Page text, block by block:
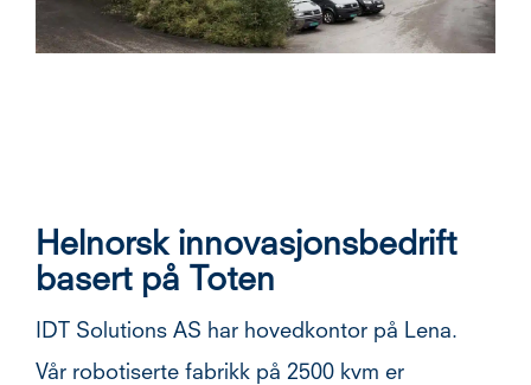
Helnorsk innovasjonsbedrift
basert på Toten
IDT Solutions AS har hovedkontor på Lena.
Vår robotiserte fabrikk på 2500 kvm er